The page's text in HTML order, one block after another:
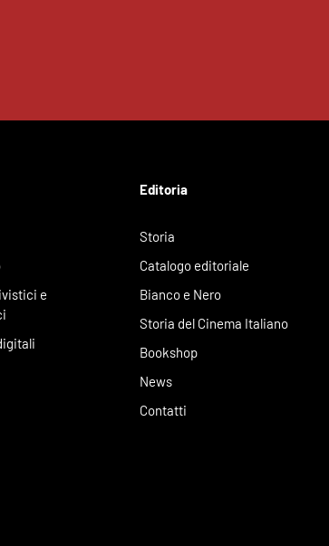
e
Editoria
Storia
Catalogo editoriale
Bianco e Nero
Storia del Cinema Italiano
Bookshop
News
Contatti